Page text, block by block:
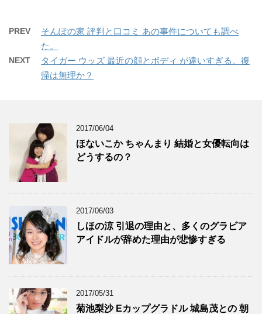
PREV
そんぽの家 評判と口コミ あの事件についても調べ
た。
NEXT
タイガー ウッズ 最近の顔とボディ が違いすぎる。復
帰は無理か？
2017/06/04
ほないこか ちゃんまり 結婚と女優転向は
どうするの？
2017/06/03
しほの涼 引退の理由と、多くのグラビア
アイドルが辞めた理由が悲惨すぎる
2017/05/31
菊池梨沙 Eカップグラドル 城島茂との 朝